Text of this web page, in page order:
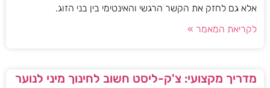
אלא גם לחזק את הקשר הרגשי והאינטימי בין בני הזוג.
לקריאת המאמר »
מדריך מקצועי: צ'ק-ליסט חשוב לחינוך מיני לנוער